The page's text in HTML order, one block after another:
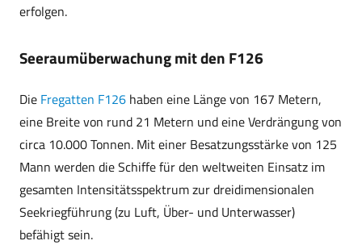
erfolgen.
Seeraumüberwachung mit den F126
Die Fregatten F126 haben eine Länge von 167 Metern,
eine Breite von rund 21 Metern und eine Verdrängung von
circa 10.000 Tonnen. Mit einer Besatzungsstärke von 125
Mann werden die Schiffe für den weltweiten Einsatz im
gesamten Intensitätsspektrum zur dreidimensionalen
Seekriegführung (zu Luft, Über- und Unterwasser)
befähigt sein.